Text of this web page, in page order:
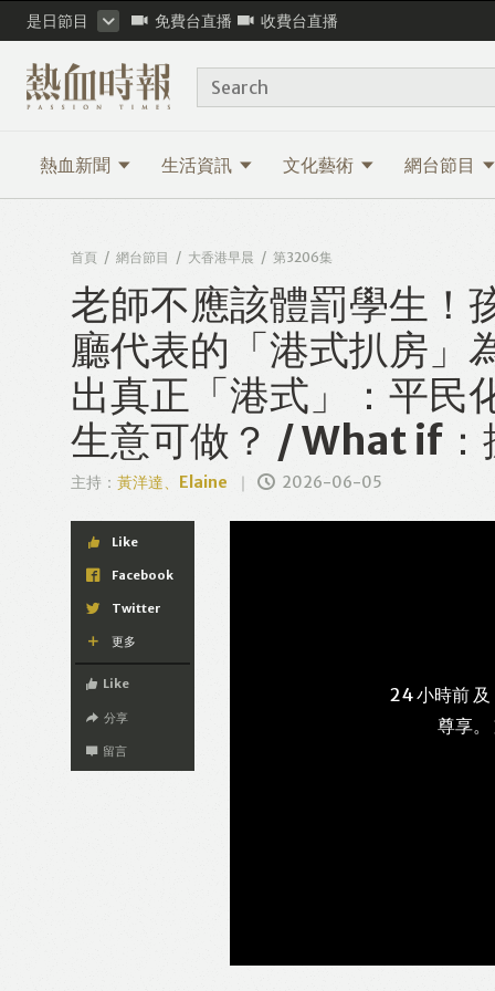
是日節目 免費台直播 收費台直播
熱血新聞 生活資訊 文化藝術 網台節目
Search
首頁 網台節目 大香港早晨 第3206集
老師不應該體罰學生！
廳代表的「港式扒房」
出真正「港式」：平民
生意可做？ / What if：
主持： 黃洋達、Elaine 2026-06-05
Like
Facebook
Twitter
更多
Like
分享
留言
24 小時前
尊享。